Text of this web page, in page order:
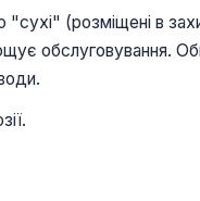
(розміщені в
обслуговування.